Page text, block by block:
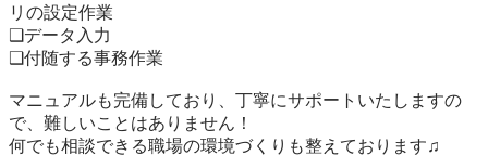
リの設定作業
❑データ入力
❑付随する事務作業
マニュアルも完備しており、丁寧にサポートいたしますの
で、難しいことはありません！
何でも相談できる職場の環境づくりも整えております♫